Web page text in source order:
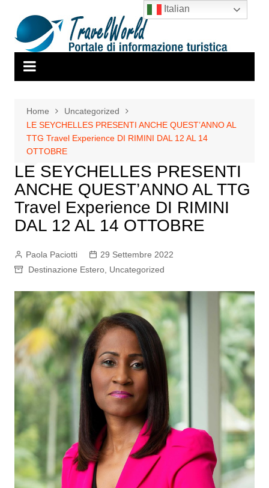
contenuto
Home
Uncategorized
LE SEYCHELLES PRESENTI ANCHE QUEST’ANNO AL
TTG Travel Experience DI RIMINI DAL 12 AL 14
OTTOBRE
LE SEYCHELLES PRESENTI
ANCHE QUEST’ANNO AL TTG
Travel Experience DI RIMINI
DAL 12 AL 14 OTTOBRE
Paola Paciotti
29 Settembre 2022
Destinazione Estero, Uncategorized
Italian